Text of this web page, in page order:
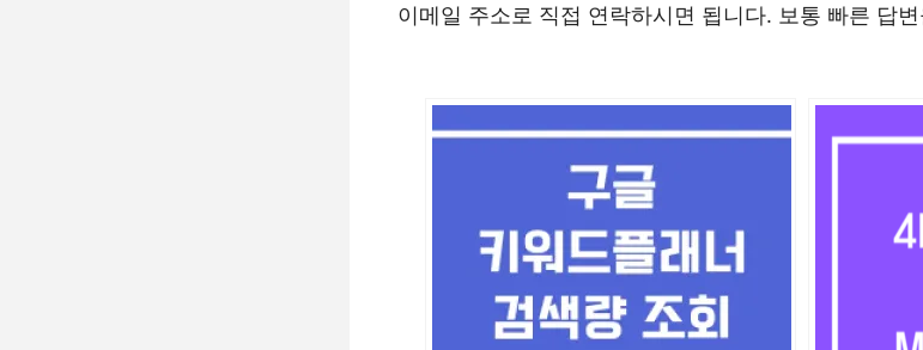
이메일 주소로 직접 연락하시면 됩니다. 보통 빠른 답